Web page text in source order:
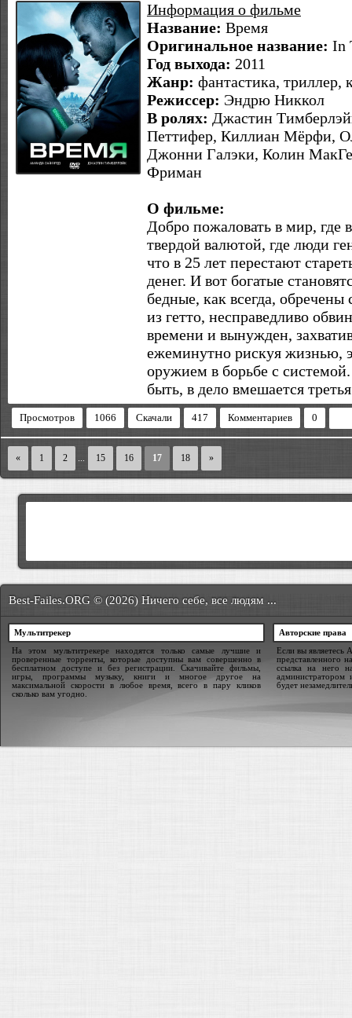
Информация о фильме
Название: Время
Оригинальное название: In
Год выхода: 2011
Жанр: фантастика, триллер,
Режиссер: Эндрю Никкол
В ролях: Джастин
Петтифер, Киллиан Мёрфи,
Джонни Галэки, Колин
Фриман
О фильме:
Добро пожаловать в мир, где
твердой валютой, где люди
что в 25 лет перестают
денег. И вот богатые
бедные, как всегда,
из гетто, несправедливо
времени и вынужден,
ежеминутно рискуя жизнью,
оружием в борьбе с
быть, в дело вмешается
Просмотров 1066 Скачали 417 Комментариев 0
« 1 2 ... 15 16 17 18 »
Best-Failes.ORG © (2026) Ничего себе, все людям ...
Мультитрекер
На этом мультитрекере находятся только самые лучшие и
проверенные торренты, которые доступны вам совершенно в
бесплатном доступе и без регистрации. Скачивайте фильмы,
игры, программы музыку, книги и многое другое на
максимальной скорости в любое время, всего в пару кликов
сколько вам угодно.
Авторские права
Если вы являетесь
представленного
ссылка на него
администратором
будет